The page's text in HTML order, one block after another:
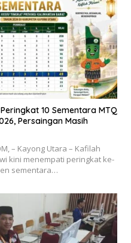
10 Sementara MTQ
Persaingan Masih
– Kayong Utara – Kafilah
kini menempati peringkat ke-
sementara…